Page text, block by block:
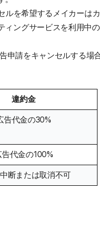
を希望するメイカーは
ングサービスを利用中
申請をキャンセルする場
違約金
告代金の30%
告代金の100%
断または取消不可